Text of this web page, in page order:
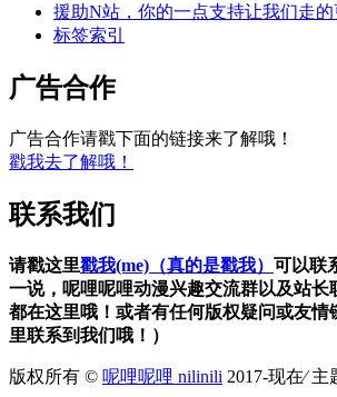
援助N站，你的一点支持让我们走的
标签索引
广告合作
广告合作请戳下面的链接来了解哦！
戳我去了解哦！
联系我们
请戳这里戳我(me)（真的是戳我） 可以联
一说，呢哩呢哩动漫兴趣交流群以及站长
都在这里哦！或者有任何版权疑问或友情
里联系到我们哦！）
版权所有 © 呢哩呢哩 nilinili 2017-现在⁄ 主